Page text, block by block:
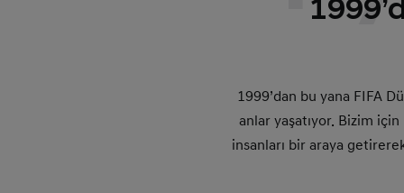
1999’dan bu yana FIFA
anlar yaşatıyor. Bizim
insanları bir araya